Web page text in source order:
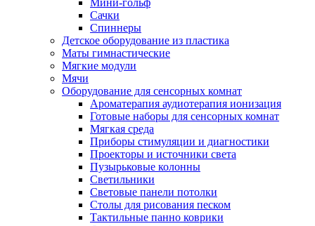
Мини-гольф
Сачки
Спиннеры
Детское оборудование из пластика
Маты гимнастические
Мягкие модули
Мячи
Оборудование для сенсорных комнат
Ароматерапия аудиотерапия ионизация
Готовые наборы для сенсорных комнат
Мягкая среда
Приборы стимуляции и диагностики
Проекторы и источники света
Пузырьковые колонны
Светильники
Световые панели потолки
Столы для рисования песком
Тактильные панно коврики